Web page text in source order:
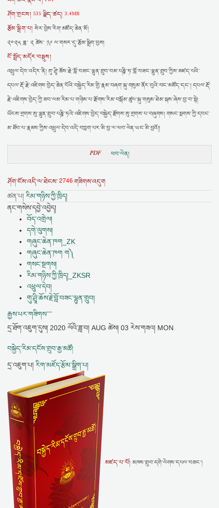
ཤོག་གྲངས། 535 ལྗིད་ཚད།3.4MB
རྩོམ་སྒྲིག་པ།སེར་བྱེས་རིག་མཛོད་ཆེན་མོ།
༢༠༢༥ ཟླ་ ༢ ཚེས་ ༡༩ ལ་གསར་དུ་རྩོམ་སྒྲིག་བྱས།
ངོ་སྤྲོད་མདོར་བསྡུས།
འཕྲུལ་དེབ་འདིར་ནི། གུ་ཤྲཱི་ཆོས་རྗེ་བློ་བཟང་ལྷུན་གྲུབ་བམ་པཎྜི་ཏ་བློ་བཟང་ལྷུན་གྲུབ་ཀྱིས་མཛད་པའི་
དཔལ་རྡོ་རྗེ་འཇིགས་བྱེད་ཆེན་པོའི་བསྐྱེད་རིམ་གྱི་རྣམ་བཞག་སྐུ་གསུམ་ནོར་བུའི་བང་མཛོད་དང་། དཔལ་རྡོ་
རྗེ་འཇིགས་བྱེད་ཀྱི་ཟབ་ལམ་རིམ་པ་གཉིས་པ་རྫོགས་རིམ་བསྒོམ་ཚུལ་སྐུ་གསུམ་ཐེམ་སྐས་ཞེས་བྱ་བ་སྟེ།
ཡོངས་གྲགས་སུ་ལྷུན་གྲུབ་པཎྜི་ཏའི་འཇིགས་བྱེད་བསྐྱེད་རྫོགས་སུ་གྲགས་པ་བཞུགས། གསང་སྔགས་ཀྱི་དབང་
མ་ཐོབ་པ་རྣམས་ཀྱིས་འཕྲུལ་དེབ་འདི་བཀླག་པར་མི་བྱ་ལ་ཕབ་ལེན་ཡང་མི་བྱའོ།།
PDF ཕབ་ལེན།
ཤོག་ངོས་འདི་ལ་ཐེངས་2746 གཟིགས་འདུག
ཚན་པ། རིམ་གཉིས་ཀྱི་ཁྲིད།
ནང་གསེས་དབྱེ་འབྱེད།
བོད་འགྲེལ།
དགེ་ལུགས།
གཞུང་ཆེན་ཁག_ZK
གཞུང་ཆེན་ཁག ག༽
གསང་སྔགས།
རིམ་གཉིས་ཀྱི་ཁྲིད།_ZKSR
འཕྲུལ་དེབ།
གུ་ཤྲཱི་ཆོས་རྗེ་བློ་བཟང་ལྷུན་གྲུབ།
རྒྱས་པར་གཟིགས་་་་
དྲ་ཐོག་འཇུག་དུས། 2020 ལོའི་ཟླ་བ། AUG ཚེས། 03 རེས་གཟའ། MON
བསྐྱེད་རིམ་དངོས་གྲུབ་རྒྱ་མཚོ།
དྲ་འཇུག་པ། རིག་མཛོད་རྩོམ་སྒྲིག་པ།
མཛད་པ་པོ།མཁས་གྲུབ་དགེ་ལེགས་དཔལ་བཟང་།